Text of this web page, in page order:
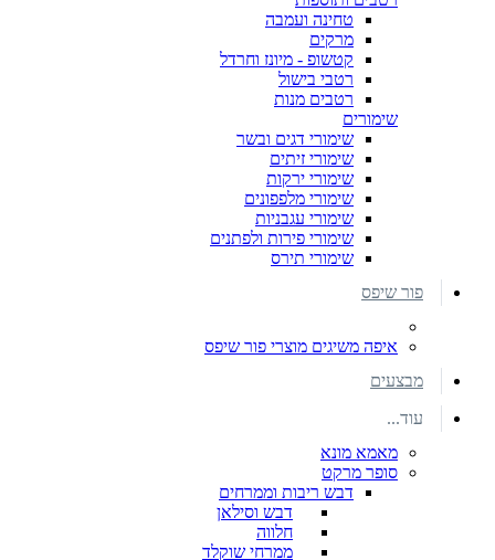
טחינה ועמבה
מרקים
קטשופ - מיונז וחרדל
רטבי בישול
רטבים מנות
שימורים
שימורי דגים ובשר
שימורי זיתים
שימורי ירקות
שימורי מלפפונים
שימורי עגבניות
שימורי פירות ולפתנים
שימורי תירס
פור שיפס
איפה משיגים מוצרי פור שיפס
מבצעים
עוד...
מאמא מונא
סופר מרקט
דבש ריבות וממרחים
דבש וסילאן
חלווה
ממרחי שוקלד